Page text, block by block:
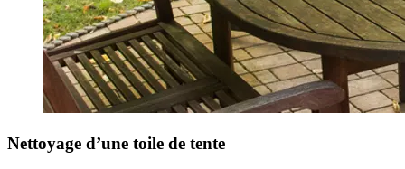
Nettoyage d’une toile de tente